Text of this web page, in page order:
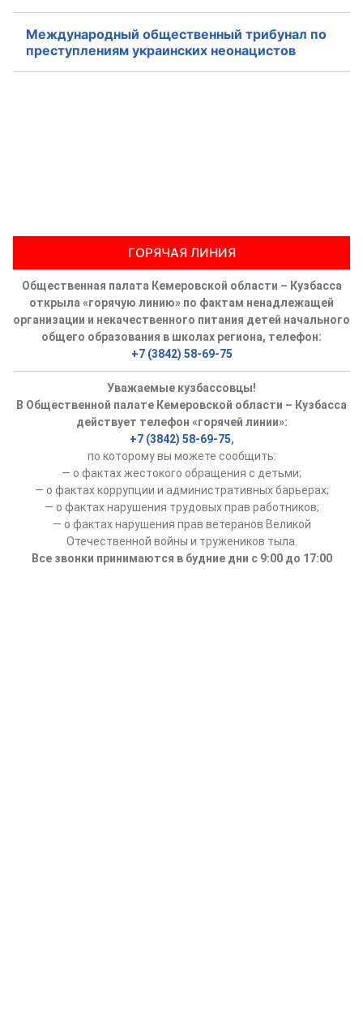
Международный общественный трибунал по
преступлениям украинских неонацистов
ГОРЯЧАЯ ЛИНИЯ
Общественная палата Кемеровской области – Кузбасса
открыла «горячую линию» по фактам ненадлежащей
организации и некачественного питания детей начального
общего образования в школах региона, телефон:
+7 (3842) 58-69-75
Уважаемые кузбассовцы!
В Общественной палате Кемеровской области – Кузбасса
действует телефон «горячей линии»:
+7 (3842) 58-69-75,
по которому вы можете сообщить:
— о фактах жестокого обращения с детьми;
— о фактах коррупции и административных барьерах;
— о фактах нарушения трудовых прав работников;
— о фактах нарушения прав ветеранов Великой
Отечественной войны и тружеников тыла.
Все звонки принимаются в будние дни с 9:00 до 17:00